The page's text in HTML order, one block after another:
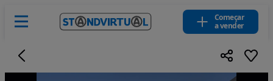
Começar
a vender